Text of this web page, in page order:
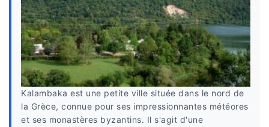
Kalambaka est une petite ville située dans le nord de
la Grèce, connue pour ses impressionnantes météores
et ses monastères byzantins. Il s'agit d'une